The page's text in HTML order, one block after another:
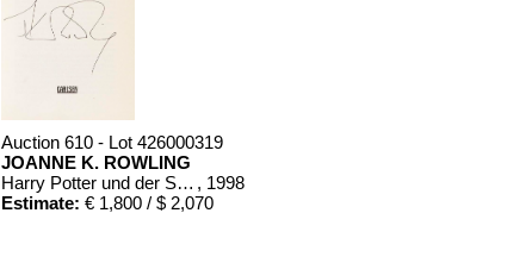
Auction 610 - Lot 426000319
JOANNE K. ROWLING
Harry Potter und der Stein der Weisen. Harry Potter und die Kammer des Schreckens. Signiert. , 1998
Estimate: € 1,800 / $ 2,070